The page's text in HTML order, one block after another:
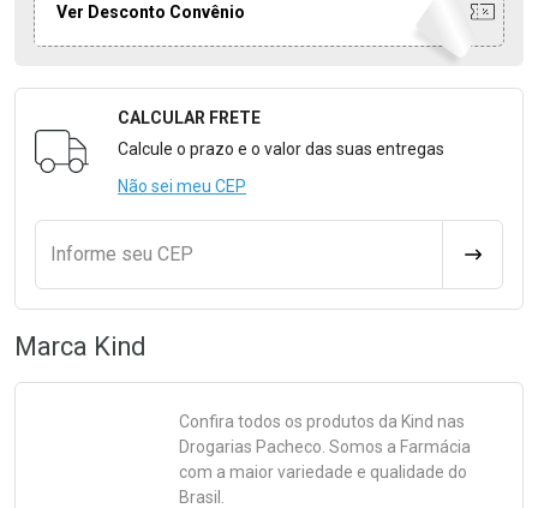
Ver Desconto Convênio
Formulário para Calcular o Frete
CALCULAR FRETE
Calcule o prazo e o valor das suas entregas
Não sei meu CEP
Informe seu CEP
Marca Kind
Confira todos os produtos da Kind nas
Drogarias Pacheco. Somos a Farmácia
com a maior variedade e qualidade do
Brasil.